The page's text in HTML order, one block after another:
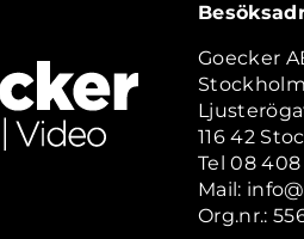
Goecker
Stockholm
116 42
Tel 08 408
Mail:
Org.nr.: